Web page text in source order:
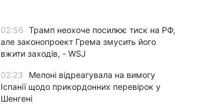
02:56 Трамп неохоче посилює тиск на РФ,
але законопроект Грема змусить його
вжити заходів, - WSJ
02:23
Мелоні відреагувала на вимогу
Іспанії щодо прикордонних перевірок у
Шенгені